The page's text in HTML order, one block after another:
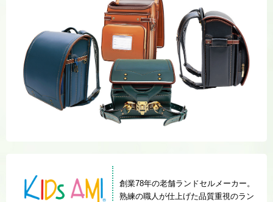
創業78年の老舗ランドセルメーカー。
熟練の職人が仕上げた品質重視のラン